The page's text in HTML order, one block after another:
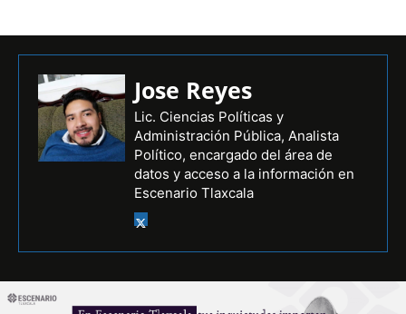
Jose Reyes
Lic. Ciencias Políticas y
Administración Pública, Analista
Político, encargado del área de
datos y acceso a la información en
Escenario Tlaxcala